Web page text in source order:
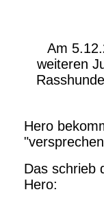
Am
weiteren
Hero
Das schrieb
Hero: